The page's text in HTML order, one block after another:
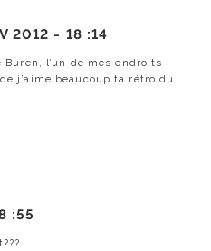
2012 - 18 :14
l’un de mes endroits
j’aime beaucoup ta rétro du
:55